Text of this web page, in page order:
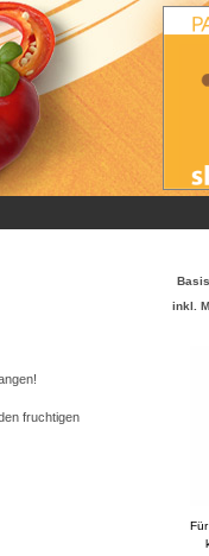
inkl.
fruchtigen